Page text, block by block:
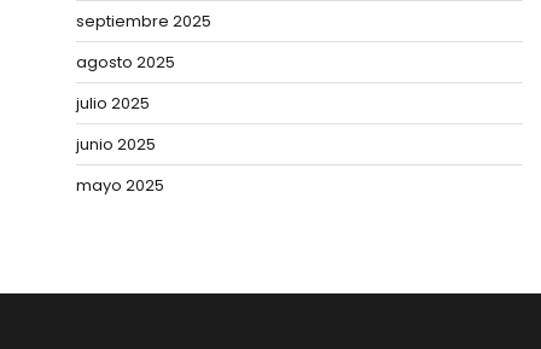
septiembre 2025
agosto 2025
julio 2025
junio 2025
mayo 2025